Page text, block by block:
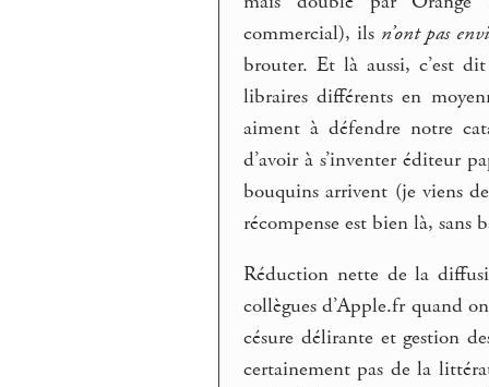
commercial), ils n’ont pas
brouter. Et là aussi, c’est
libraires différents en
aiment à défendre notre
d’avoir à s’inventer éditeur
bouquins arrivent (je viens
récompense est bien là, sans
Réduction nette de la
collègues d’Apple.fr quand
césure délirante et gestion
certainement pas de la